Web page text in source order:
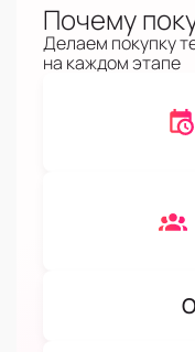
Почему
Делаем покупку
на каждом этапе